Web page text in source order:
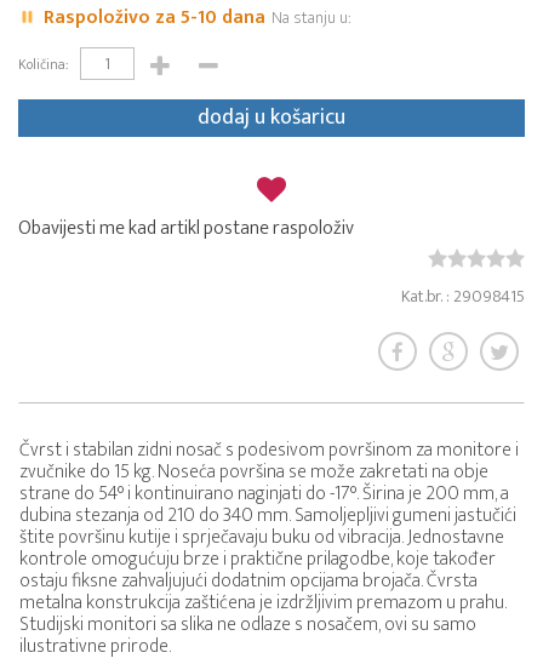
Raspoloživo za 5-10 dana Na stanju u:
Količina:
dodaj u košaricu
Obavijesti me kad artikl postane raspoloživ
Kat.br. : 29098415
Čvrst i stabilan zidni nosač s podesivom površinom za monitore i
zvučnike do 15 kg. Noseća površina se može zakretati na obje
strane do 54° i kontinuirano naginjati do -17°. Širina je 200 mm, a
dubina stezanja od 210 do 340 mm. Samoljepljivi gumeni jastučići
štite površinu kutije i sprječavaju buku od vibracija. Jednostavne
kontrole omogućuju brze i praktične prilagodbe, koje također
ostaju fiksne zahvaljujući dodatnim opcijama brojača. Čvrsta
metalna konstrukcija zaštićena je izdržljivim premazom u prahu.
Studijski monitori sa slika ne odlaze s nosačem, ovi su samo
ilustrativne prirode.